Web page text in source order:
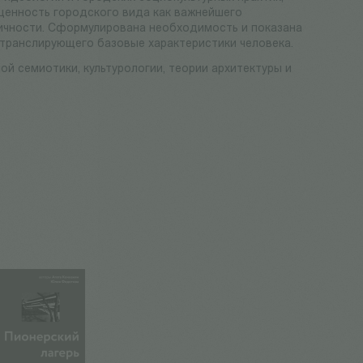
городского вида как важнейшего
Сформулирована необходимость и показана
базовые характеристики человека.
семиотики, культурологии, теории архитектуры и